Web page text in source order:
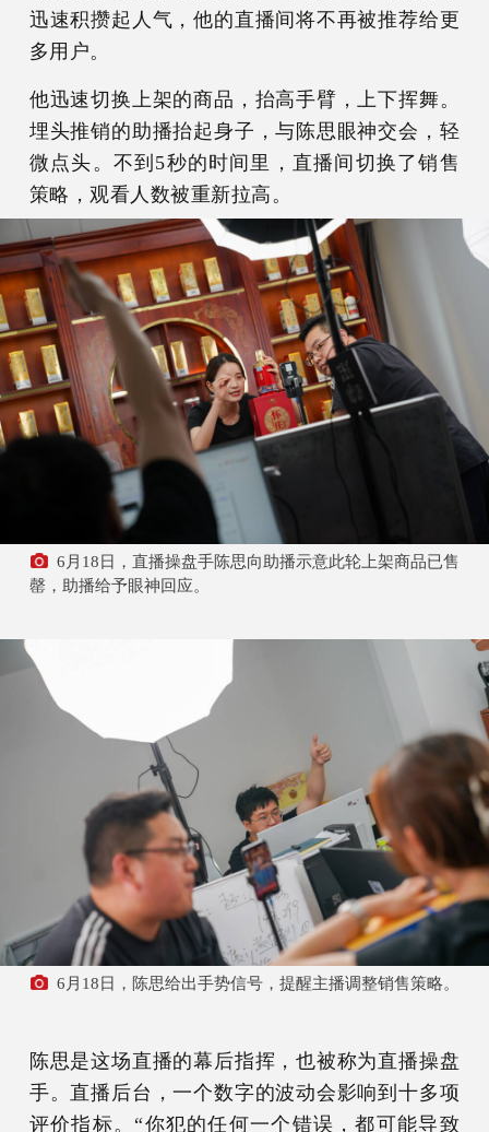
迅速积攒起人气，他的直播间将不再被推荐给更
多用户。
他迅速切换上架的商品，抬高手臂，上下挥舞。
埋头推销的助播抬起身子，与陈思眼神交会，轻
微点头。不到5秒的时间里，直播间切换了销售
策略，观看人数被重新拉高。
6月18日，直播操盘手陈思向助播示意此轮上架商品已售
罄，助播给予眼神回应。
6月18日，陈思给出手势信号，提醒主播调整销售策略。
陈思是这场直播的幕后指挥，也被称为直播操盘
手。直播后台，一个数字的波动会影响到十多项
评价指标。“你犯的任何一个错误，都可能导致